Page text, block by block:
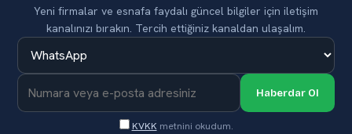
Yeni firmalar ve esnafa faydalı güncel bilgiler için iletişim
kanalınızı bırakın. Tercih ettiğiniz kanaldan ulaşalım.
Haberdar Ol
KVKK metnini okudum.